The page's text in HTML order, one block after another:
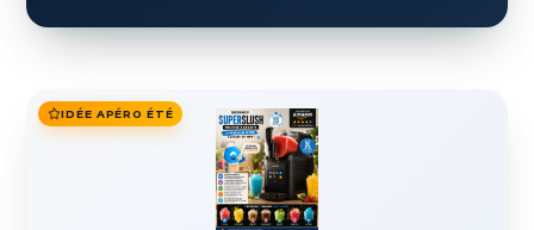
IDÉE APÉRO ÉTÉ